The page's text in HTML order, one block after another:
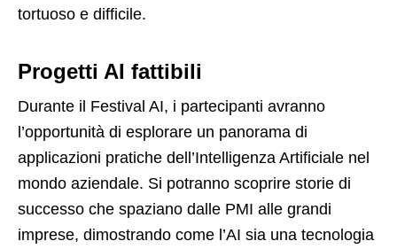
tortuoso e difficile.
Progetti AI fattibili
Durante il Festival AI, i partecipanti avranno
l’opportunità di esplorare un panorama di
applicazioni pratiche dell’Intelligenza Artificiale nel
mondo aziendale. Si potranno scoprire storie di
successo che spaziano dalle PMI alle grandi
imprese, dimostrando come l’AI sia una tecnologia